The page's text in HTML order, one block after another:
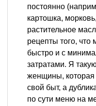
постоянно
картошка,
растительное
рецепты того, что
быстро и с
затратами. Я
женщины, которая
свой быт, а
по сути меню на